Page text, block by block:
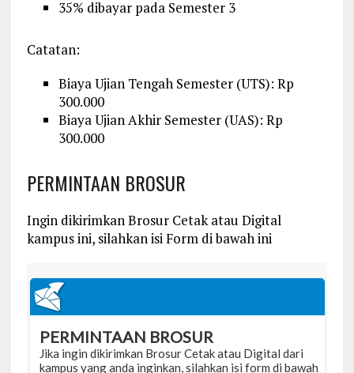
35% dibayar pada Semester 3
Catatan:
Biaya Ujian Tengah Semester (UTS): Rp
300.000
Biaya Ujian Akhir Semester (UAS): Rp
300.000
PERMINTAAN BROSUR
Ingin dikirimkan Brosur Cetak atau Digital
kampus ini, silahkan isi Form di bawah ini